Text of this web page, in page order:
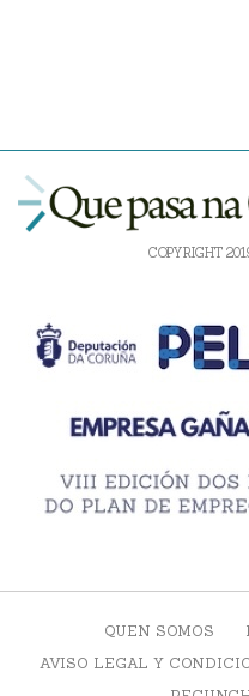
COPYRIGHT
QUEN SOMOS
AVISO LEGAL Y